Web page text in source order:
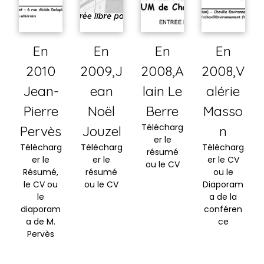
En
2010
Jean-
Pierre
Pervès
Télécharg
er le
Résumé,
le CV ou
le
diaporam
a de M.
Pervès
En
2009,J
ean
Noël
Jouzel
Télécharg
er le
résumé
ou le CV
En
2008,A
lain Le
Berre
Télécharg
er le
résumé
ou le CV
En
2008,V
alérie
Masso
n
Télécharg
er le CV
ou le
Diaporam
a de la
conféren
ce